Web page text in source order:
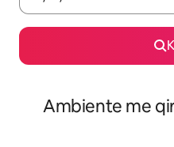
Ambiente me